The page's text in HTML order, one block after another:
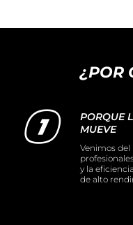
¿POR
PORQUE
MUEVE
Venimos
y la
de alto